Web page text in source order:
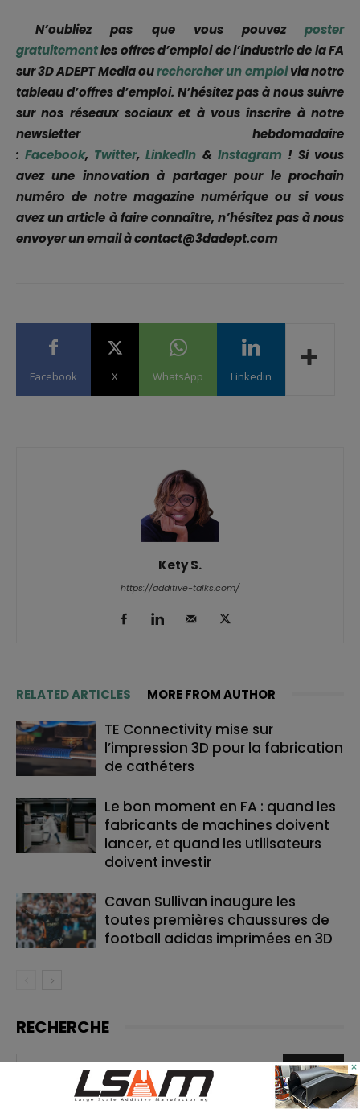
N’oubliez pas que vous pouvezposter
gratuitementles offres d’emploi de l’industrie de la FA
sur 3D ADEPT Media ourechercher un emploivia notre
tableau d’offres d’emploi. N’hésitez pas à nous suivre
sur nos réseaux sociaux et à vous inscrire à notre
newsletter hebdomadaire
:Facebook, Twitter,LinkedIn & Instagram ! Si vous
avez une innovation à partager pour le prochain
numéro de notre magazine numérique ou si vous
avez un article à faire connaître, n’hésitez pas à nous
envoyer un email à contact@3dadept.com
Facebook X WhatsApp Linkedin
Kety S.
https://additive-talks.com/
RELATED ARTICLES MORE FROM AUTHOR
TE Connectivity mise sur
l’impression 3D pour la fabrication
de cathéters
Le bon moment en FA : quand les
fabricants de machines doivent
lancer, et quand les utilisateurs
doivent investir
Cavan Sullivan inaugure les
toutes premières chaussures de
football adidas imprimées en 3D
RECHERCHE
×